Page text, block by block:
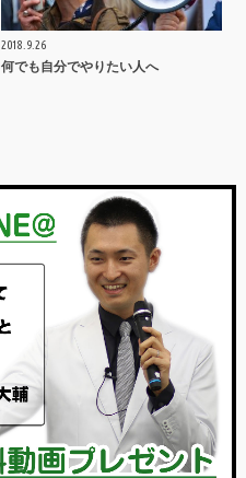
2018.9.26
何でも自分でやりたい人へ